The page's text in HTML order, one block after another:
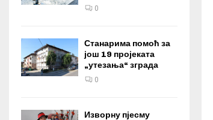
0
Станарима помоћ за
још 19 пројеката
„утезања“ зграда
0
Изворну пјесму